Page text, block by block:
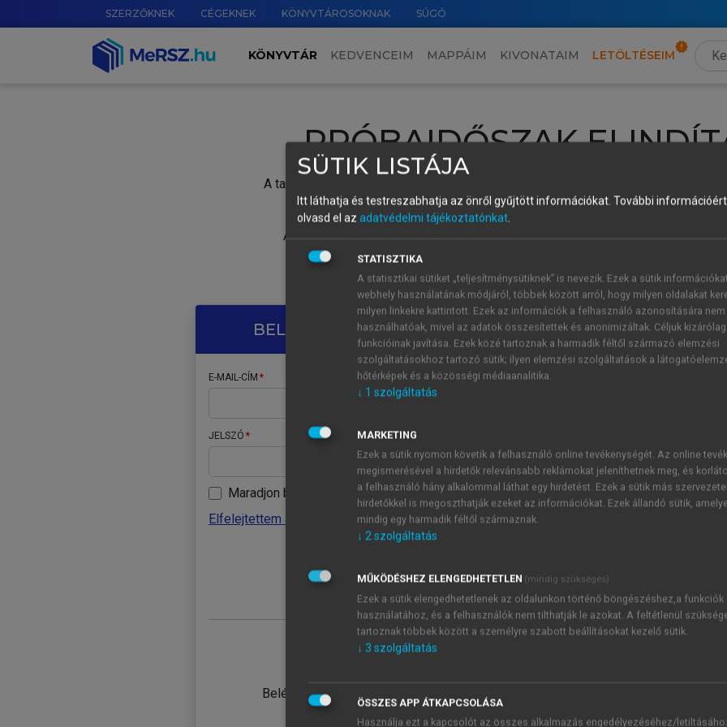
SZERZŐKNEK CÉGEKNEK KÖNYVTÁROSOKNAK SÚGÓ
KÖNYVTÁR KEDVENCEIM MAPPÁIM KIVONATAIM LETÖLTÉSEIM
PRÓBAIDŐSZAK
A tartalom megtekintéséhez lépj be a saját fiókoddal, iskolai azonosítóddal vagy
Új felhasználóként1 óra díjmentes hozzáférésrevagy
A próbaidőszak elindításához,
vagy hozz
A regisztráció után a
BELÉPÉS SAJÁT FIÓKKAL
E-MAIL-CÍM
JELSZÓ
Maradjon belépve
Elfelejtettem a jelszavamat
Belépés intézményi azonosítóval
ÚJ FIÓK
1 óra
JELSZÓ
Kérek értesítést a MeRSZ
Kérek értesítést az
SÜTIK LISTÁJA
Itt láthatja és testreszabhatja az önről gyűjtött információkat. További
olvasd el az adatvédelmi tájékoztatónkat.
STATISZTIKA
A statisztikai sütiket „teljesítménysütiknek” is nevezik. Ezek a sütik
webhely használatának módjáról, többek között arról, hogy milyen oldalakat
milyen linkekre kattintott. Ezek az információk a felhasználó azonosítására nem
használhatóak, mivel az adatok összesítettek és anonimizáltak. Céljuk
funkcióinak javítása. Ezek közé tartoznak a harmadik féltől származó elemzési
szolgáltatásokhoz tartozó sütik; ilyen elemzési szolgáltatások a
hőtérképek és a közösségi médiaanalitika.
↓ 1 szolgáltatás
MARKETING
Ezek a sütik nyomon követik a felhasználó online tevékenységét. Az online
megismerésével a hirdetők relevánsabb reklámokat jeleníthetnek meg, és
a felhasználó hány alkalommal láthat egy hirdetést. Ezek a sütik más
hirdetőkkel is megoszthatják ezeket az információkat. Ezek állandó sütik,
mindig egy harmadik féltől származnak.
↓ 2szolgáltatás
MŰKÖDÉSHEZ ELENGEDHETETLEN (mindig szükséges)
Ezek a sütik elengedhetetlenek az oldalunkon történő böngészéshez,a funkciók
használatához, és a felhasználók nem tilthatják le azokat. A feltétlenül
tartoznak többek között a személyre szabott beállításokat kezelő sütik.
↓ 3 szolgáltatás
ÖSSZES APP ÁTKAPCSOLÁSA
Használja ezt a kapcsolót az összes alkalmazás engedélyezéséhez/